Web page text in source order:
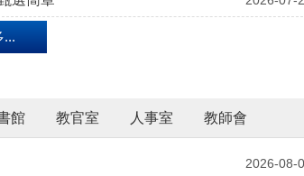
...
館 教官室 人事室 教師會
2026-08-